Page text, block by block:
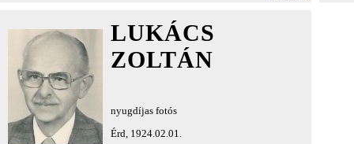
LUKÁCS
ZOLTÁN
nyugdíjas fotós
Érd, 1924.02.01.